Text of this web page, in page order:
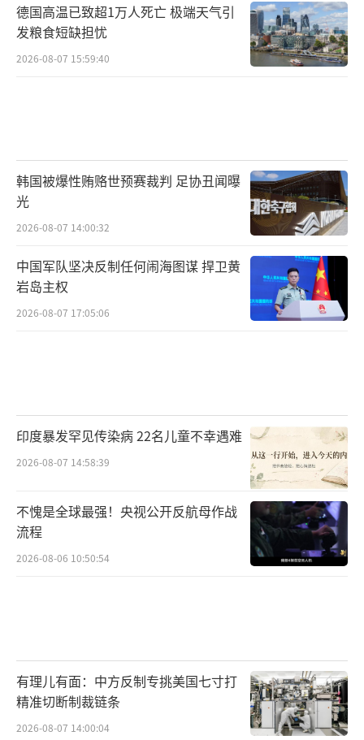
德国高温已致超1万人死亡 极端天气引
发粮食短缺担忧
2026-08-07 15:59:40
韩国被爆性贿赂世预赛裁判 足协丑闻曝
光
2026-08-07 14:00:32
中国军队坚决反制任何闹海图谋 捍卫黄
岩岛主权
2026-08-07 17:05:06
印度暴发罕见传染病 22名儿童不幸遇难
2026-08-07 14:58:39
不愧是全球最强！央视公开反航母作战
流程
2026-08-06 10:50:54
有理儿有面：中方反制专挑美国七寸打
精准切断制裁链条
2026-08-07 14:00:04